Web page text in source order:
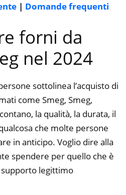
| Domande frequenti
forni da
nel 2024
sottolinea l’acquisto di
come Smeg, Smeg,
la qualità, la durata, il
che molte persone
in anticipo. Voglio dire alla
spendere per quello che è
legittimo